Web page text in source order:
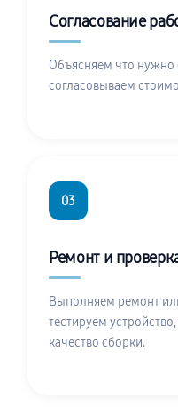
Согласование
Объясняем что нужно
согласовываем
03
Ремонт и
Выполняем ремонт
тестируем
качество сборки.